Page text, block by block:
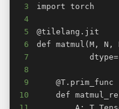
3
4
5
6
7
8
9
10